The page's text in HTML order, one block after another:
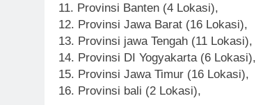
11. Provinsi Banten (4 Lokasi),
12. Provinsi Jawa Barat (16 Lokasi),
13. Provinsi jawa Tengah (11 Lokasi),
14. Provinsi DI Yogyakarta (6 Lokasi),
15. Provinsi Jawa Timur (16 Lokasi),
16. Provinsi bali (2 Lokasi),